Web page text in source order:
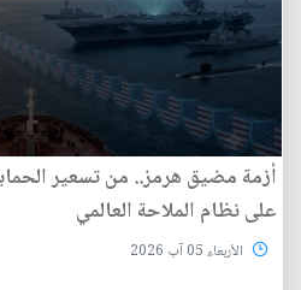
أزمة مضيق هرمز.. من تسعير
على نظام الملاحة العالمي
الأربعاء 05 آب 2026